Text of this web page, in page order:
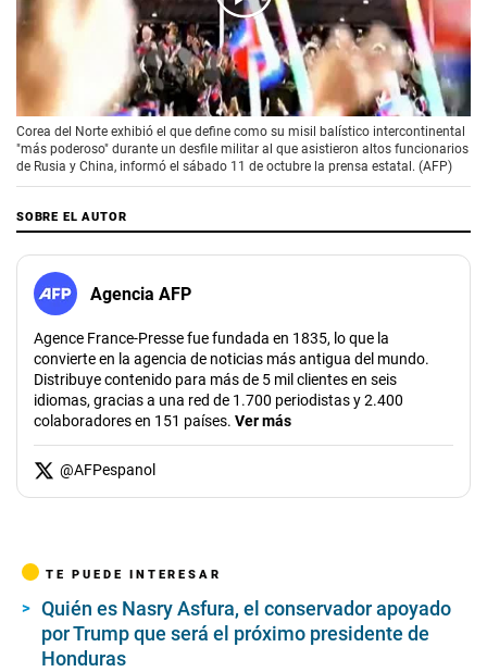
00:00/01:33
Corea del Norte exhibió el que define como su misil balístico intercontinental
"más poderoso" durante un desfile militar al que asistieron altos funcionarios
de Rusia y China, informó el sábado 11 de octubre la prensa estatal. (AFP)
SOBRE EL AUTOR
Agencia AFP
Agence France-Presse fue fundada en 1835, lo que la
convierte en la agencia de noticias más antigua del mundo.
Distribuye contenido para más de 5 mil clientes en seis
idiomas, gracias a una red de 1.700 periodistas y 2.400
colaboradores en 151 países. Ver más
@AFPespanol
TE PUEDE INTERESAR
Quién es Nasry Asfura, el conservador apoyado
por Trump que será el próximo presidente de
Honduras